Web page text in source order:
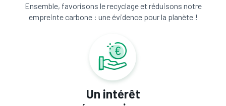
Ensemble, favorisons le recyclage et réduisons notre
empreinte carbone : une évidence pour la planète !
Un intérêt